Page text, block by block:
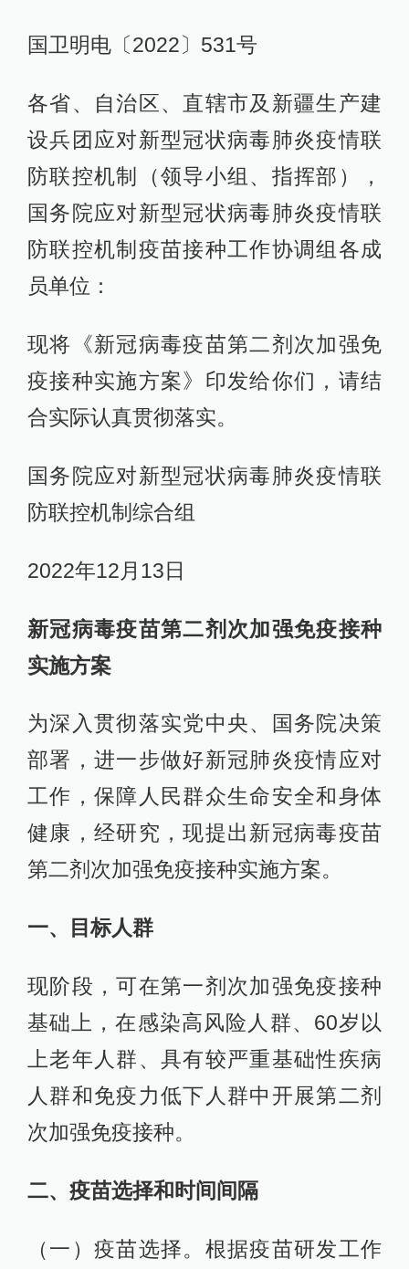
国卫明电〔2022〕531号
各省、自治区、直辖市及新疆生产建
设兵团应对新型冠状病毒肺炎疫情联
防联控机制（领导小组、指挥部），
国务院应对新型冠状病毒肺炎疫情联
防联控机制疫苗接种工作协调组各成
员单位：
现将《新冠病毒疫苗第二剂次加强免
疫接种实施方案》印发给你们，请结
合实际认真贯彻落实。
国务院应对新型冠状病毒肺炎疫情联
防联控机制综合组
2022年12月13日
新冠病毒疫苗第二剂次加强免疫接种
实施方案
为深入贯彻落实党中央、国务院决策
部署，进一步做好新冠肺炎疫情应对
工作，保障人民群众生命安全和身体
健康，经研究，现提出新冠病毒疫苗
第二剂次加强免疫接种实施方案。
一、目标人群
现阶段，可在第一剂次加强免疫接种
基础上，在感染高风险人群、60岁以
上老年人群、具有较严重基础性疾病
人群和免疫力低下人群中开展第二剂
次加强免疫接种。
二、疫苗选择和时间间隔
（一）疫苗选择。根据疫苗研发工作